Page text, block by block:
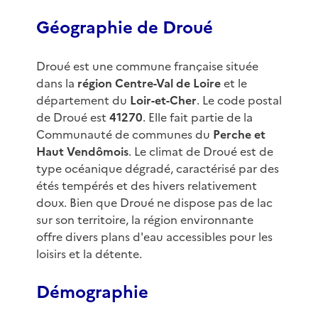
Géographie de Droué
Droué est une commune française située
dans la région Centre-Val de Loireet le
département du Loir-et-Cher. Le code postal
de Droué est 41270. Elle fait partie de la
Communauté de communes du Perche et
Haut Vendômois. Le climat de Droué est de
type océanique dégradé, caractérisé par des
étés tempérés et des hivers relativement
doux. Bien que Droué ne dispose pas de lac
sur son territoire, la région environnante
offre divers plans d'eau accessibles pour les
loisirs et la détente.
Démographie